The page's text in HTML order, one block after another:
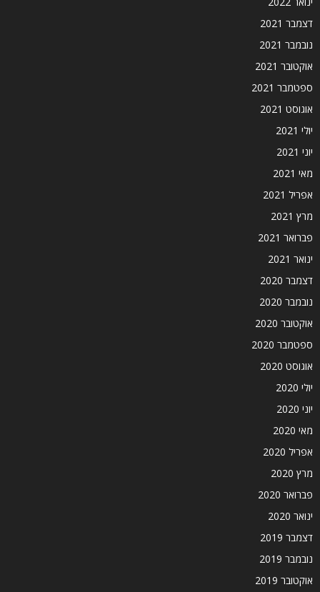
דצמבר 2021
נובמבר 2021
אוקטובר 2021
ספטמבר 2021
אוגוסט 2021
יולי 2021
יוני 2021
מאי 2021
אפריל 2021
מרץ 2021
פברואר 2021
ינואר 2021
דצמבר 2020
נובמבר 2020
אוקטובר 2020
ספטמבר 2020
אוגוסט 2020
יולי 2020
יוני 2020
מאי 2020
אפריל 2020
מרץ 2020
פברואר 2020
ינואר 2020
דצמבר 2019
נובמבר 2019
אוקטובר 2019